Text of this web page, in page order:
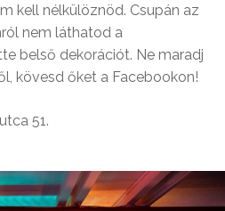
kell nélkülöznöd. Csupán az
nem láthatod a
belső dekorációt. Ne maradj
kövesd őket a Facebookon!
51.